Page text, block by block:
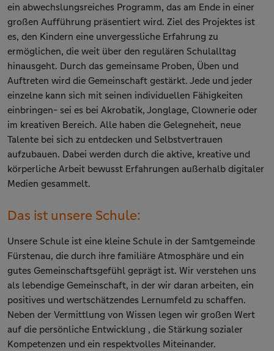
ein abwechslungsreiches Programm, das am Ende in einer
großen Aufführung präsentiert wird. Ziel des Projektes ist
es, den Kindern eine unvergessliche Erfahrung zu
ermöglichen, die weit über den regulären Schulalltag
hinausgeht. Durch das gemeinsame Proben, Üben und
Auftreten wird die Gemeinschaft gestärkt. Jede und jeder
einzelne kann sich mit seinen individuellen Fähigkeiten
einbringen- sei es bei Akrobatik, Jonglage, Clownerie oder
im kreativen Bereich. Alle haben die Gelegneheit, neue
Talente bei sich zu entdecken und Selbstvertrauen
aufzubauen. Dabei werden durch die aktive, kreative und
körperliche Arbeit bewusst Erfahrungen außerhalb digitaler
Medien gesammelt.
Das ist unsere Schule:
Unsere Schule ist eine kleine Schule in der Samtgemeinde
Fürstenau, die durch ihre familiäre Atmosphäre und ein
gutes Gemeinschaftsgefühl geprägt ist. Wir verstehen uns
als lebendige Gemeinschaft, in der wir daran arbeiten, ein
positives und wertschätzendes Lernumfeld zu schaffen.
Neben der Vermittlung von Wissen legen wir großen Wert
auf die persönliche Entwicklung , die Stärkung sozialer
Kompetenzen und ein respektvolles Miteinander.